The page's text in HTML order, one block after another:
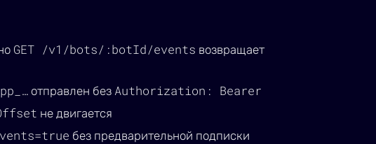
GET /v1/bots/:botId/events возвращает
отправлен без Authorization: Bearer
не двигается
без предварительной подписки